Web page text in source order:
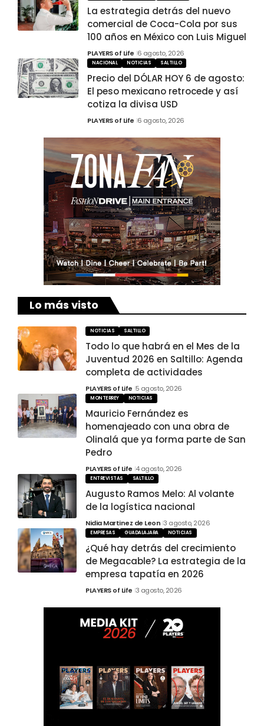
La estrategia detrás del nuevo
comercial de Coca-Cola por sus
100 años en México con Luis Miguel
PLAYERS of Life 6 agosto, 2026
NACIONAL NOTICIAS SALTILLO
Precio del DÓLAR HOY 6 de agosto:
El peso mexicano retrocede y así
cotiza la divisa USD
PLAYERS of Life 6 agosto, 2026
Lo más visto
NOTICIAS SALTILLO
Todo lo que habrá en el Mes de la
Juventud 2026 en Saltillo: Agenda
completa de actividades
PLAYERS of Life 5 agosto, 2026
MONTERREY NOTICIAS
Mauricio Fernández es
homenajeado con una obra de
Olinalá que ya forma parte de San
Pedro
PLAYERS of Life 4 agosto, 2026
ENTREVISTAS SALTILLO
Augusto Ramos Melo: Al volante
de la logística nacional
Nidia Martinez de Leon 3 agosto, 2026
EMPRESAS GUADALAJARA NOTICIAS
¿Qué hay detrás del crecimiento
de Megacable? La estrategia de la
empresa tapatía en 2026
PLAYERS of Life 3 agosto, 2026